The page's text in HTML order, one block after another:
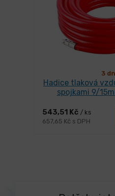
3
Hadice tlaková
spojkami 9/
543,51 Kč / ks
657,65 Kč s DPH